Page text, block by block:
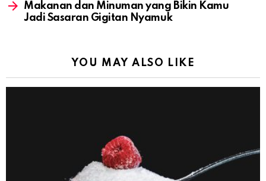
Makanan dan Minuman yang Bikin Kamu
Jadi Sasaran Gigitan Nyamuk
YOU MAY ALSO LIKE